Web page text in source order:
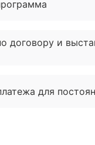
договору и
для